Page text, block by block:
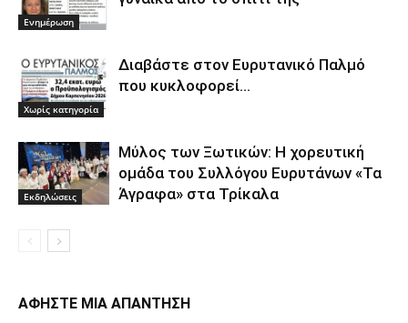
Ενημέρωση
Χωρίς κατηγορία
Διαβάστε στον Ευρυτανικό Παλμό
που κυκλοφορεί…
Εκδηλώσεις
Μύλος των Ξωτικών: Η χορευτική
ομάδα του Συλλόγου Ευρυτάνων «Τα
Άγραφα» στα Τρίκαλα
ΑΦΗΣΤΕ ΜΙΑ ΑΠΑΝΤΗΣΗ